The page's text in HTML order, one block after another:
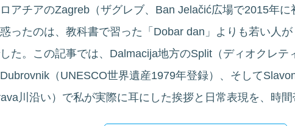
アチアのZagreb（ザグレブ、Ban Jelačić広場で2015年
ったのは、教科書で習った「Dobar dan」よりも若い人
た。この記事では、Dalmacija地方のSplit（ディオクレテ
（UNESCO世界遺産1979年登録）、そして
川沿い）で私が実際に耳にした挨拶と日常表現を、時間